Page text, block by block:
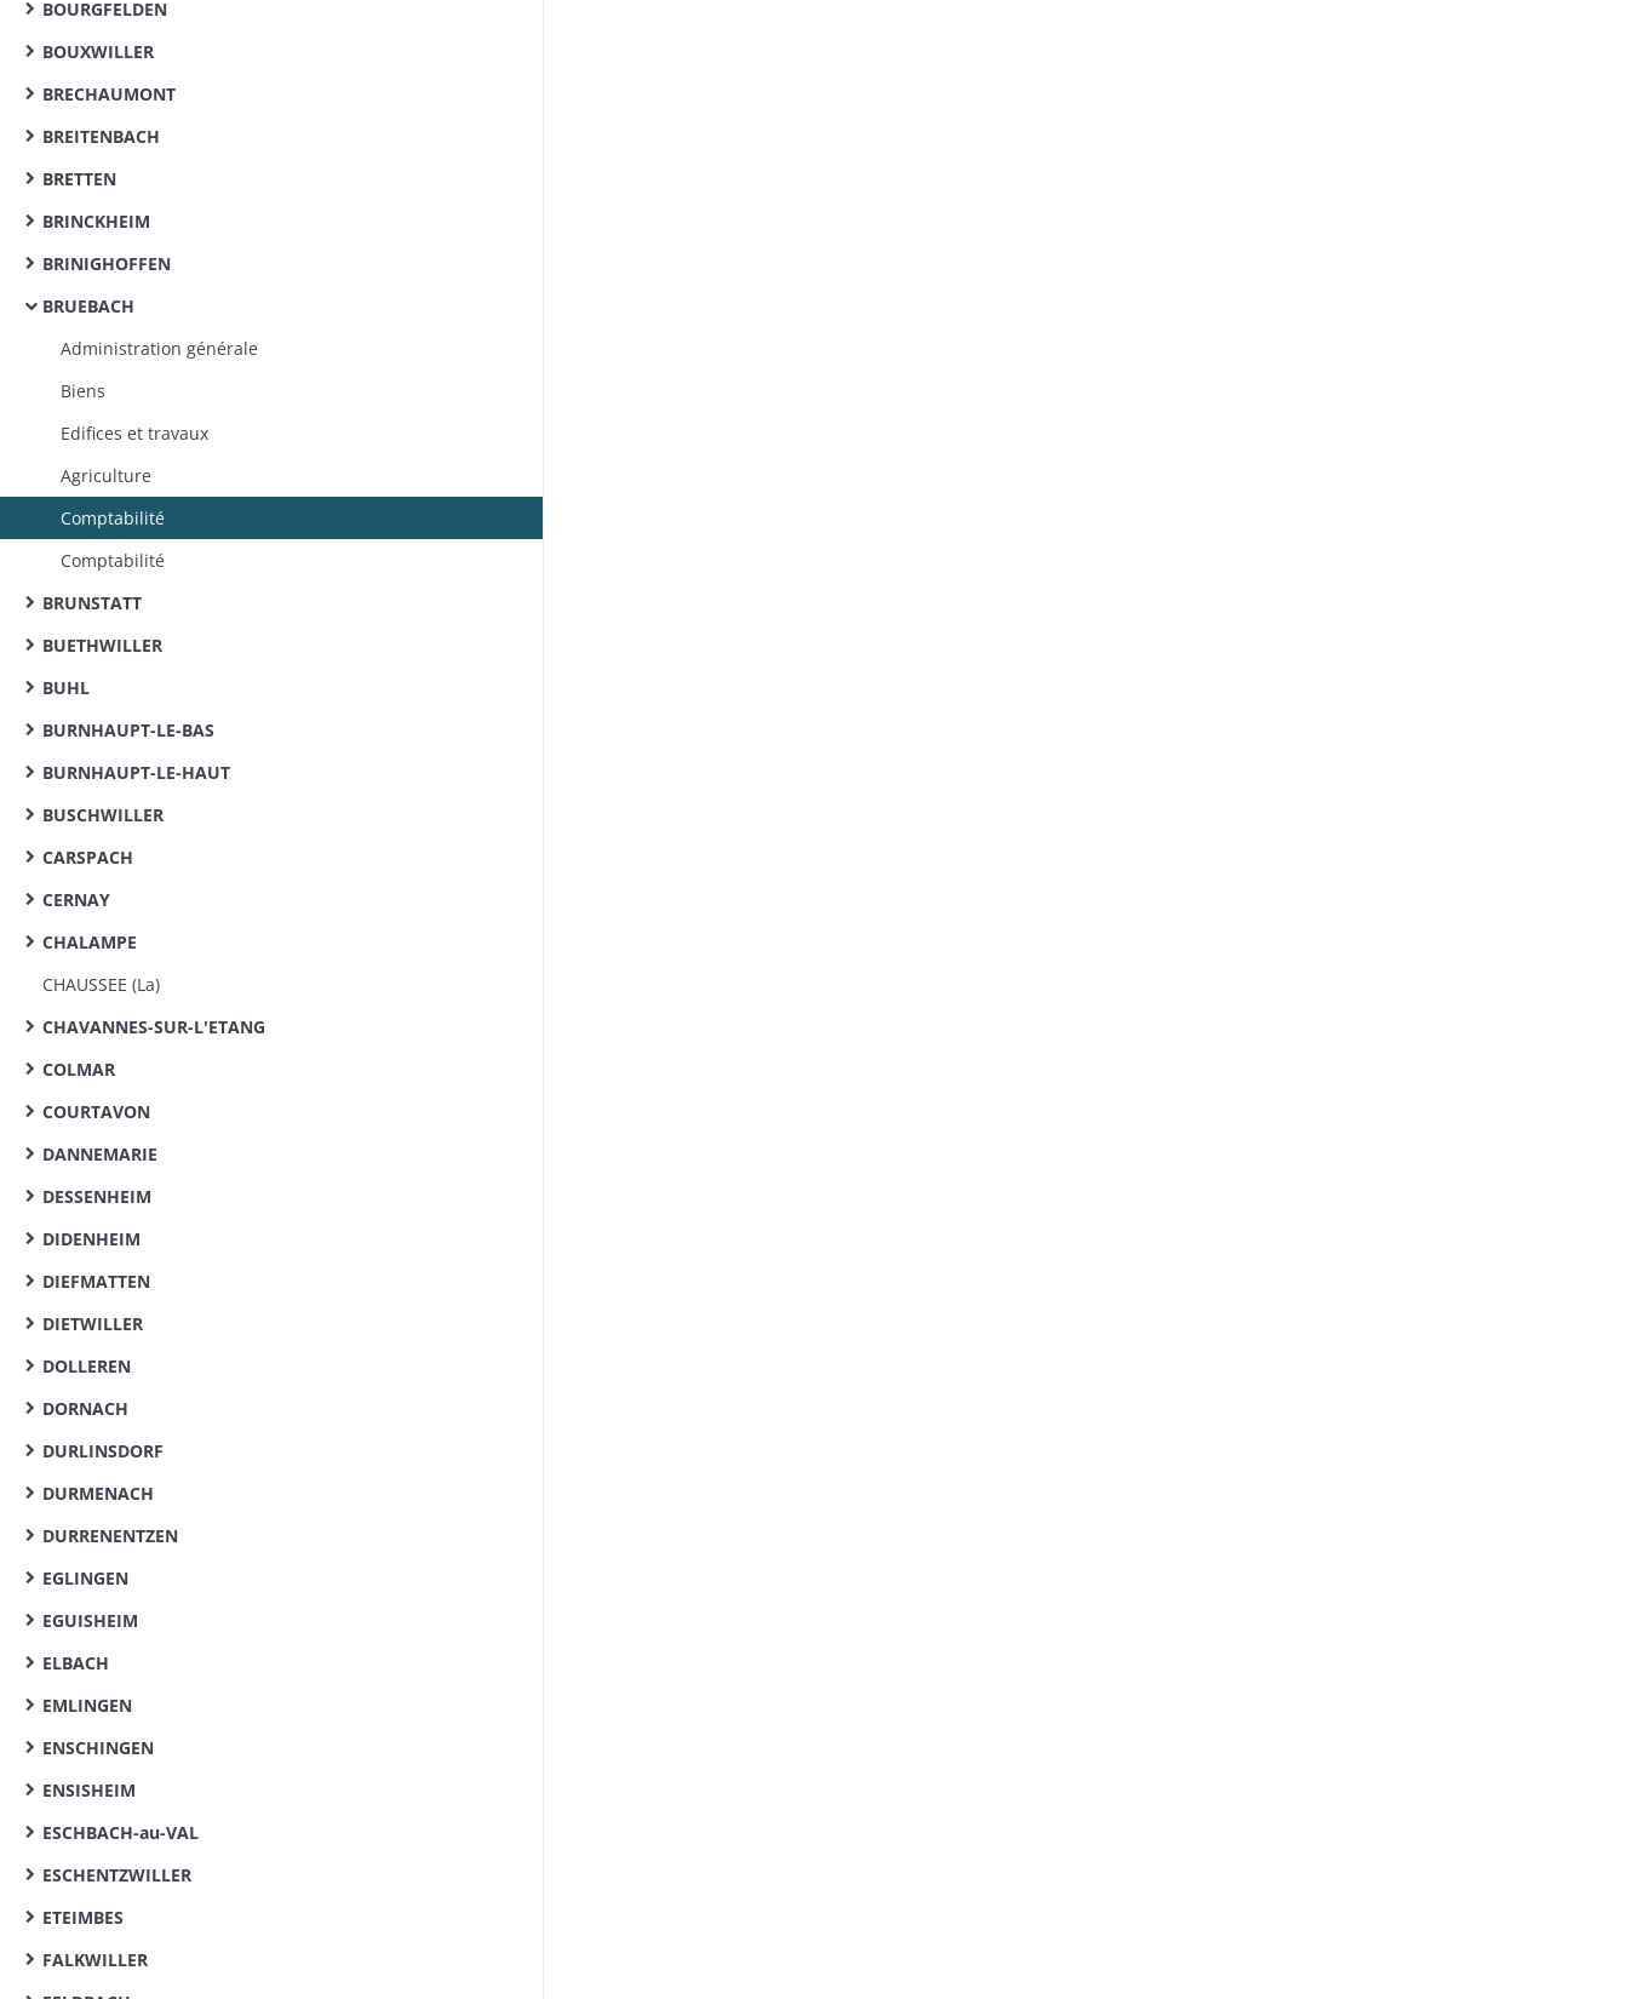
BOURGFELDEN
BOUXWILLER
BRECHAUMONT
BREITENBACH
BRETTEN
BRINCKHEIM
BRINIGHOFFEN
BRUEBACH
Administration générale
Biens
Edifices et travaux
Agriculture
Comptabilité
Comptabilité
BRUNSTATT
BUETHWILLER
BUHL
BURNHAUPT-LE-BAS
BURNHAUPT-LE-HAUT
BUSCHWILLER
CARSPACH
CERNAY
CHALAMPE
CHAUSSEE (La)
CHAVANNES-SUR-L'ETANG
COLMAR
COURTAVON
DANNEMARIE
DESSENHEIM
DIDENHEIM
DIEFMATTEN
DIETWILLER
DOLLEREN
DORNACH
DURLINSDORF
DURMENACH
DURRENENTZEN
EGLINGEN
EGUISHEIM
ELBACH
EMLINGEN
ENSCHINGEN
ENSISHEIM
ESCHBACH-au-VAL
ESCHENTZWILLER
ETEIMBES
FALKWILLER